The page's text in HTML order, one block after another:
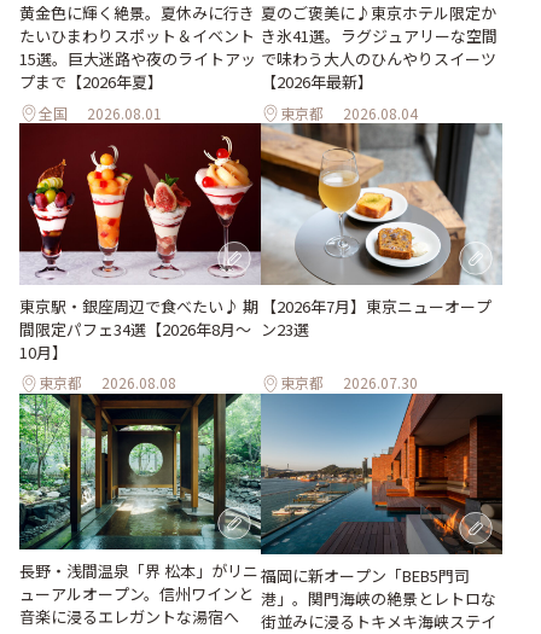
黄金色に輝く絶景。夏休みに行き
たいひまわりスポット＆イベント
15選。巨大迷路や夜のライトアッ
プまで【2026年夏】
全国 2026.08.01
夏のご褒美に♪東京ホテル限定か
き氷41選。ラグジュアリーな空間
で味わう大人のひんやりスイーツ
【2026年最新】
東京都 2026.08.04
東京駅・銀座周辺で食べたい♪ 期
間限定パフェ34選【2026年8月～
10月】
東京都 2026.08.08
【2026年7月】東京ニューオープ
ン23選
東京都 2026.07.30
長野・浅間温泉「界 松本」がリニ
ューアルオープン。信州ワインと
音楽に浸るエレガントな湯宿へ
福岡に新オープン「BEB5門司
港」。関門海峡の絶景とレトロな
街並みに浸るトキメキ海峡ステイ